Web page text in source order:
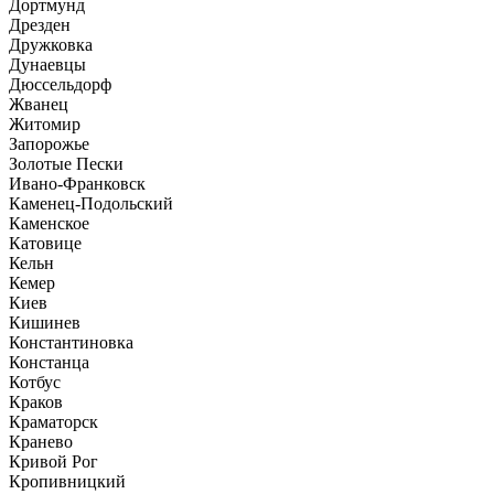
Дортмунд
Дрезден
Дружковка
Дунаевцы
Дюссельдорф
Жванец
Житомир
Запорожье
Золотые Пески
Ивано-Франковск
Каменец-Подольский
Каменское
Катовице
Кельн
Кемер
Киев
Кишинев
Константиновка
Констанца
Котбус
Краков
Краматорск
Кранево
Кривой Рог
Кропивницкий